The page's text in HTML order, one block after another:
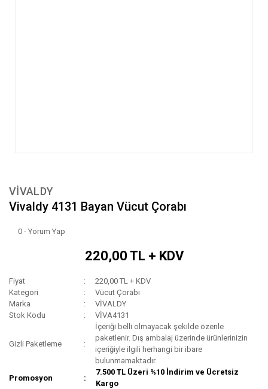
VİVALDY
Vivaldy 4131 Bayan Vücut Çorabı
0 - Yorum Yap
220,00 TL + KDV
Fiyat
220,00 TL + KDV
Kategori
Vücut Çorabı
Marka
VİVALDY
Stok Kodu
VİVA4131
Gizli Paketleme
İçeriği belli olmayacak şekilde özenle
paketlenir. Dış ambalaj üzerinde ürünlerinizin
içeriğiyle ilgili herhangi bir ibare
bulunmamaktadır.
Promosyon
7.500 TL Üzeri %10 İndirim ve Ücretsiz
Kargo